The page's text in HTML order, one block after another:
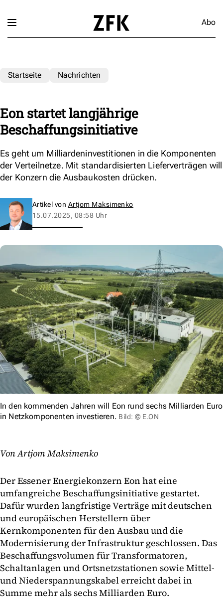
Abo
Startseite Nachrichten
Eon startet langjährige
Beschaffungsinitiative
Es geht um Milliardeninvestitionen in die Komponenten
der Verteilnetze. Mit standardisierten Lieferverträgen will
der Konzern die Ausbaukosten drücken.
Artikel von Artjom Maksimenko
15.07.2025, 08:58 Uhr
In den kommenden Jahren will Eon rund sechs Milliarden Euro
in Netzkomponenten investieren. Bild: © E.ON
Von Artjom Maksimenko
Der Essener Energiekonzern Eon hat eine
umfangreiche Beschaffungsinitiative gestartet.
Dafür wurden langfristige Verträge mit deutschen
und europäischen Herstellern über
Kernkomponenten für den Ausbau und die
Modernisierung der Infrastruktur geschlossen. Das
Beschaffungsvolumen für Transformatoren,
Schaltanlagen und Ortsnetzstationen sowie Mittel-
und Niederspannungskabel erreicht dabei in
Summe mehr als sechs Milliarden Euro.